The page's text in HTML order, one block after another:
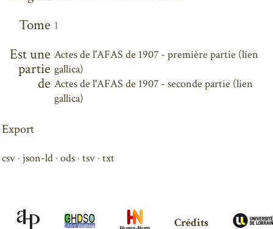
Tome 1
Est une
partie
de
Actes de l'AFAS de 1907 - première partie (lien
gallica)
Actes de l'AFAS de 1907 - seconde partie (lien
gallica)
Export
csv json-ld ods tsv txt
Crédits